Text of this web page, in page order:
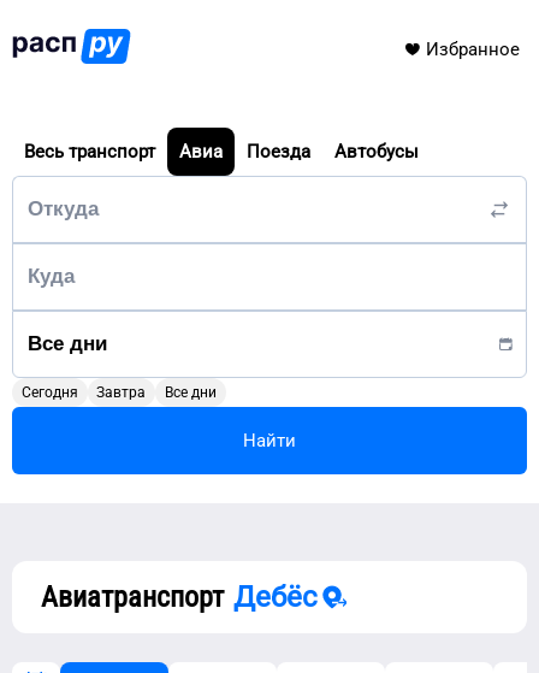
Избранное
Весь транспорт Авиа Поезда Автобусы
Сегодня Завтра Все дни
Найти
Авиатранспорт Дебёс